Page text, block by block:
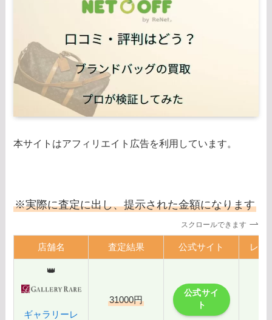
本サイトはアフィリエイト広告を利用しています。
※実際に査定に出し、提示された金額になります
スクロールできます
店舗名 査定結果 公式サイト レビ
👑
ギャラリーレ
31000円
公式サイ
ト